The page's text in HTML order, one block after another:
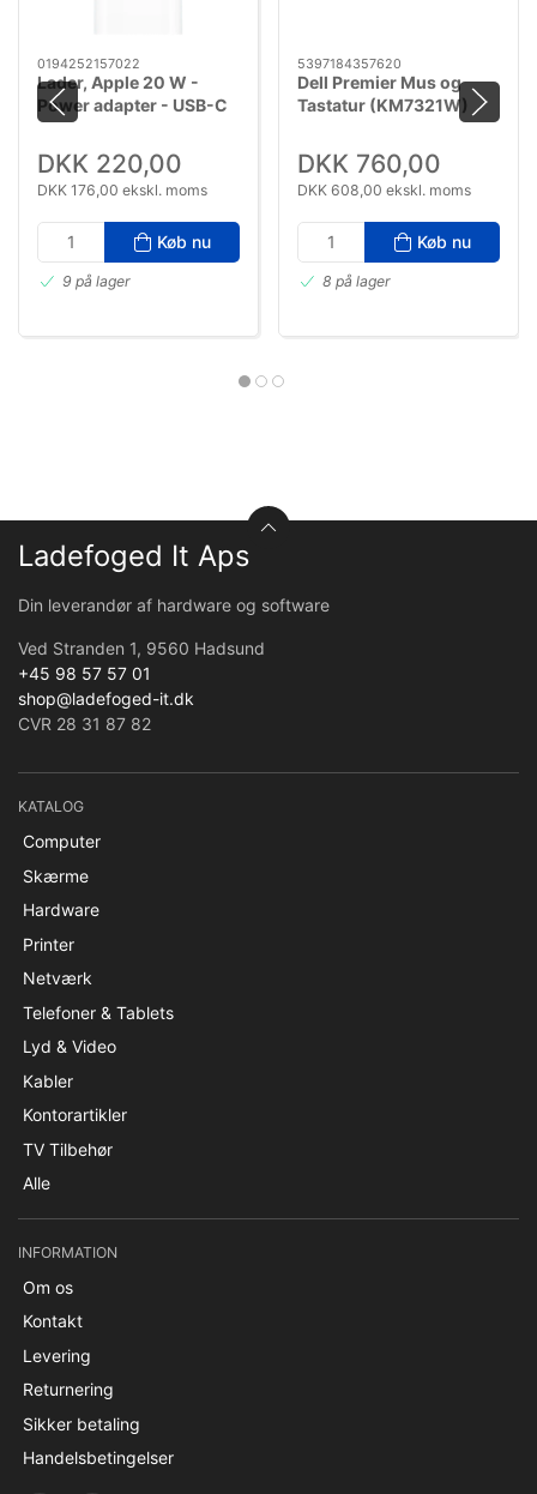
0194252157022
Lader, Apple 20 W -
Power adapter - USB-C
DKK 220,00
DKK 176,00 ekskl. moms
Køb nu
9 på lager
5397184357620
Dell Premier Mus og
Tastatur (KM7321W)
DKK 760,00
DKK 608,00 ekskl. moms
Køb nu
8 på lager
Ladefoged It Aps
Din leverandør af hardware og software
Ved Stranden 1, 9560 Hadsund
+45 98 57 57 01
shop@ladefoged-it.dk
CVR 28 31 87 82
KATALOG
Computer
Skærme
Hardware
Printer
Netværk
Telefoner & Tablets
Lyd & Video
Kabler
Kontorartikler
TV Tilbehør
Alle
INFORMATION
Om os
Kontakt
Levering
Returnering
Sikker betaling
Handelsbetingelser